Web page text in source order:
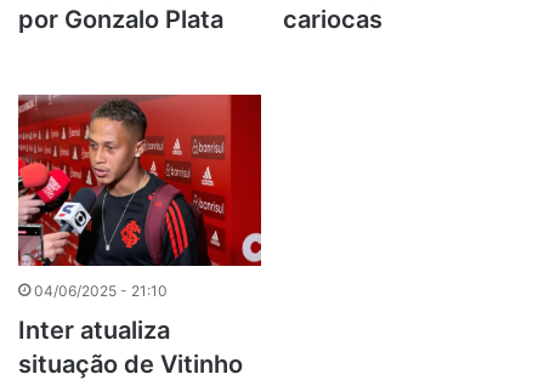
por Gonzalo Plata
cariocas
04/06/2025 - 21:10
Inter atualiza
situação de Vitinho